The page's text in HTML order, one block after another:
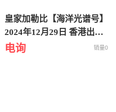
皇家加勒比【海洋光谱号】
2024年12月29日 香港出发
到日本冲绳 上海返回 6天5
电询 销量0